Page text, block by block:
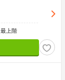
最上階